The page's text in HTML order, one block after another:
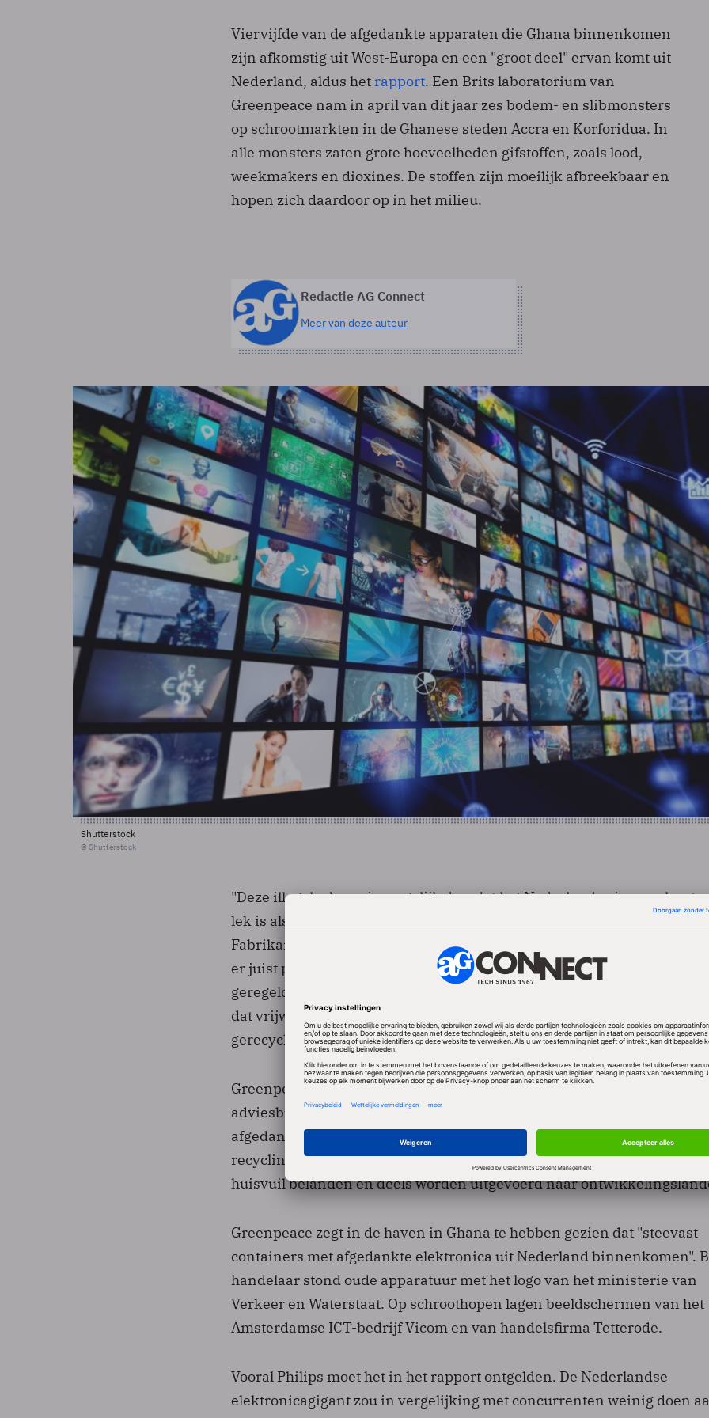
Viervijfde van de afgedankte apparaten die Ghana binnenkomen
zijn afkomstig uit West-Europa en een "groot deel" ervan komt uit
Nederland, aldus het rapport. Een Brits laboratorium van
Greenpeace nam in april van dit jaar zes bodem- en slibmonsters
op schrootmarkten in de Ghanese steden Accra en Korforidua. In
alle monsters zaten grote hoeveelheden gifstoffen, zoals lood,
weekmakers en dioxines. De stoffen zijn moeilijk afbreekbaar en
hopen zich daardoor op in het milieu.
Redactie AG Connect
Meer van deze auteur
Shutterstock
© Shutterstock
"Deze illegale dump is mogelijk doordat het Nederlandse
lek is als een mandje", zegt Greenpeace-woordvoerster Kim
Fabrikanten en importeurs van elektronica, waaronder ICT-
er juist prat op dat de inzameling en recycling in Nederland
geregeld. Kortgeleden nog bracht ICT~Milieu een rapport uit waaruit
dat vrijwel alle afgedankte ICT-apparatuur nu op verantwoorde wijze
gerecycled.
Greenpeace haalt een in februari al gepubliceerd onderzoek van
adviesbureau CREM aan waaruit bleek dat maar 15 procent van de
afgedankte ICT-apparatuur en bruingoed "aantoonbaar bij erkende
recyclingbedrijven terechtkomt". De overige 85 procent zou deels bij
huisvuil belanden en deels worden uitgevoerd naar
Greenpeace zegt in de haven in Ghana te hebben gezien dat "steevast
containers met afgedankte elektronica uit Nederland binnenkomen".
handelaar stond oude apparatuur met het logo van het ministerie van
Verkeer en Waterstaat. Op schroothopen lagen beeldschermen van het
Amsterdamse ICT-bedrijf Vicom en van handelsfirma Tetterode.
Vooral Philips moet het in het rapport ontgelden. De Nederlandse
elektronicagigant zou in vergelijking met concurrenten weinig doen